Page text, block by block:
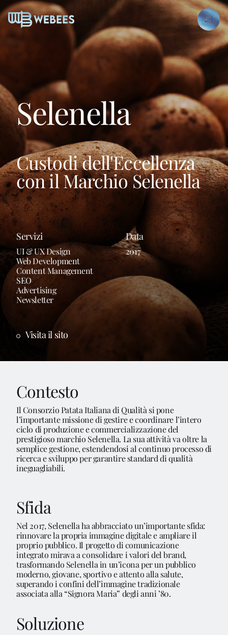
Selenella
Custodi dell'Eccellenza
con il Marchio Selenella
Servizi
UI & UX Design
Web Development
Content Management
SEO
Advertising
Newsletter
Data
2017
Visita il sito
Contesto
Il Consorzio Patata Italiana di Qualità si pone
l’importante missione di gestire e coordinare l’intero
ciclo di produzione e commercializzazione del
prestigioso marchio Selenella. La sua attività va oltre la
semplice gestione, estendendosi al continuo processo di
ricerca e sviluppo per garantire standard di qualità
ineguagliabili.
Sfida
Nel 2017, Selenella ha abbracciato un’importante sfida:
rinnovare la propria immagine digitale e ampliare il
proprio pubblico. Il progetto di comunicazione
integrato mirava a consolidare i valori del brand,
trasformando Selenella in un’icona per un pubblico
moderno, giovane, sportivo e attento alla salute,
superando i confini dell’immagine tradizionale
associata alla “Signora Maria” degli anni ’80.
Soluzione
Siamo